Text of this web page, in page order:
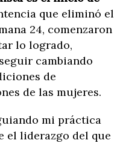
que eliminó el
24, comenzaron
lo logrado,
cambiando
de
de las mujeres.
mi práctica
el liderazgo del que